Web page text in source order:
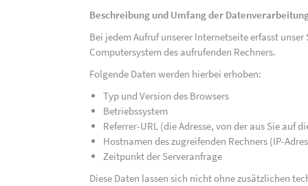
Beschreibung und Umfang der
Bei jedem Aufruf unserer Internetseite erfasst
Computersystem des aufrufenden Rechners.
Folgende Daten werden hierbei erhoben:
Typ und Version des Browsers
Betriebssystem
Referrer-URL (die Adresse, von der aus Sie auf
Hostnamen des zugreifenden Rechners (IP-
Zeitpunkt der Serveranfrage
Diese Daten lassen sich nicht ohne zusätzlichen